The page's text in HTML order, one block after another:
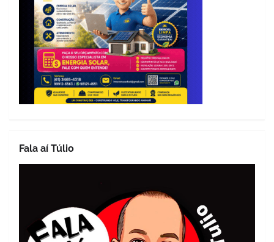
Fala aí Túlio